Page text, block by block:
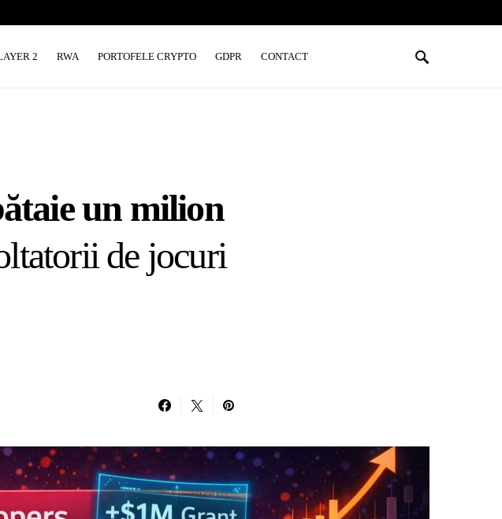
2 RWA PORTOFELE CRYPTO GDPR CONTACT
un milion
de jocuri